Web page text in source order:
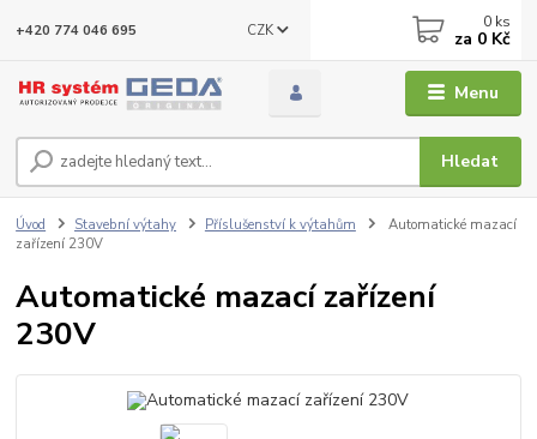
Menu
CZK
Hledat
+420 774 046 695 0 ks
za 0 Kč
Úvod Stavební výtahy Příslušenství k výtahům
Automatické mazací
zařízení 230V
Automatické mazací zařízení
230V